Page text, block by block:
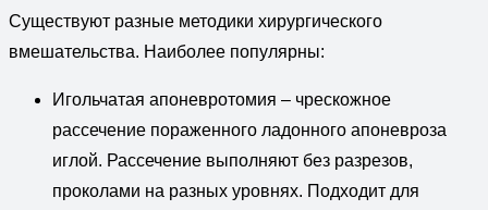
Существуют разные методики хирургического
вмешательства. Наиболее популярны:
Игольчатая апоневротомия – чрескожное
рассечение пораженного ладонного апоневроза
иглой. Рассечение выполняют без разрезов,
проколами на разных уровнях. Подходит для